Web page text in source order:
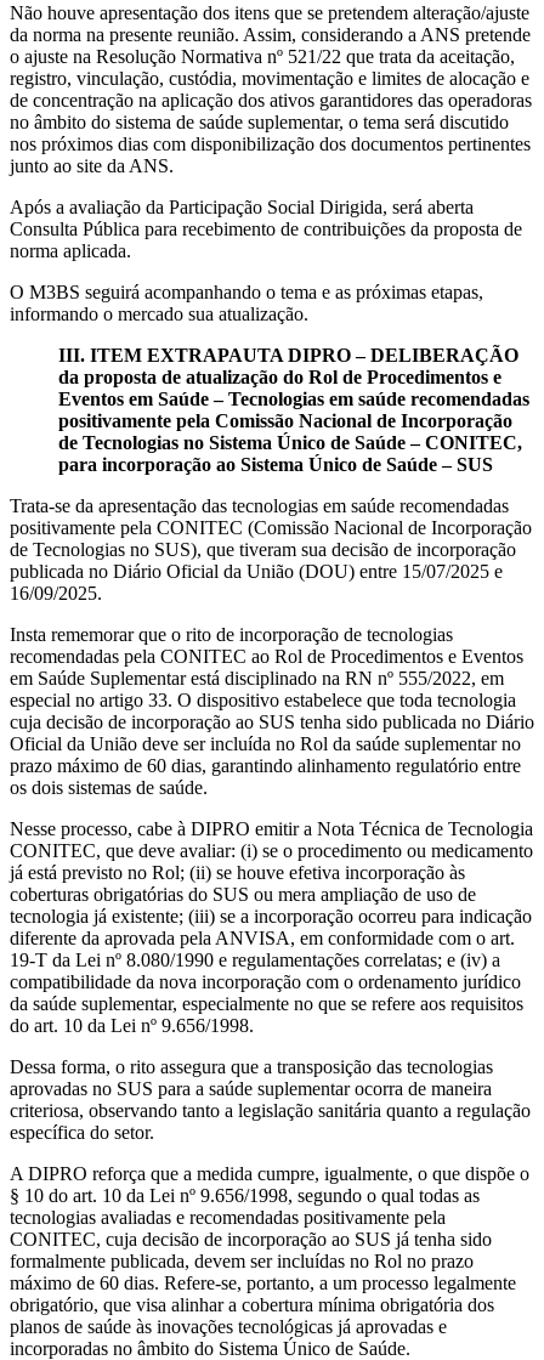
Não houve apresentação dos itens que se pretendem alteração/ajuste
da norma na presente reunião. Assim, considerando a ANS pretende
o ajuste na Resolução Normativa nº 521/22 que trata da aceitação,
registro, vinculação, custódia, movimentação e limites de alocação e
de concentração na aplicação dos ativos garantidores das operadoras
no âmbito do sistema de saúde suplementar, o tema será discutido
nos próximos dias com disponibilização dos documentos pertinentes
junto ao site da ANS.
Após a avaliação da Participação Social Dirigida, será aberta
Consulta Pública para recebimento de contribuições da proposta de
norma aplicada.
O M3BS seguirá acompanhando o tema e as próximas etapas,
informando o mercado sua atualização.
III. ITEM EXTRAPAUTA DIPRO – DELIBERAÇÃO
da proposta de atualização do Rol de Procedimentos e
Eventos em Saúde – Tecnologias em saúde recomendadas
positivamente pela Comissão Nacional de Incorporação
de Tecnologias no Sistema Único de Saúde – CONITEC,
para incorporação ao Sistema Único de Saúde – SUS
Trata-se da apresentação das tecnologias em saúde recomendadas
positivamente pela CONITEC (Comissão Nacional de Incorporação
de Tecnologias no SUS), que tiveram sua decisão de incorporação
publicada no Diário Oficial da União (DOU) entre 15/07/2025 e
16/09/2025.
Insta rememorar que o rito de incorporação de tecnologias
recomendadas pela CONITEC ao Rol de Procedimentos e Eventos
em Saúde Suplementar está disciplinado na RN nº 555/2022, em
especial no artigo 33. O dispositivo estabelece que toda tecnologia
cuja decisão de incorporação ao SUS tenha sido publicada no Diário
Oficial da União deve ser incluída no Rol da saúde suplementar no
prazo máximo de 60 dias, garantindo alinhamento regulatório entre
os dois sistemas de saúde.
Nesse processo, cabe à DIPRO emitir a Nota Técnica de Tecnologia
CONITEC, que deve avaliar: (i) se o procedimento ou medicamento
já está previsto no Rol; (ii) se houve efetiva incorporação às
coberturas obrigatórias do SUS ou mera ampliação de uso de
tecnologia já existente; (iii) se a incorporação ocorreu para indicação
diferente da aprovada pela ANVISA, em conformidade com o art.
19-T da Lei nº 8.080/1990 e regulamentações correlatas; e (iv) a
compatibilidade da nova incorporação com o ordenamento jurídico
da saúde suplementar, especialmente no que se refere aos requisitos
do art. 10 da Lei nº 9.656/1998.
Dessa forma, o rito assegura que a transposição das tecnologias
aprovadas no SUS para a saúde suplementar ocorra de maneira
criteriosa, observando tanto a legislação sanitária quanto a regulação
específica do setor.
A DIPRO reforça que a medida cumpre, igualmente, o que dispõe o
§ 10 do art. 10 da Lei nº 9.656/1998, segundo o qual todas as
tecnologias avaliadas e recomendadas positivamente pela
CONITEC, cuja decisão de incorporação ao SUS já tenha sido
formalmente publicada, devem ser incluídas no Rol no prazo
máximo de 60 dias. Refere-se, portanto, a um processo legalmente
obrigatório, que visa alinhar a cobertura mínima obrigatória dos
planos de saúde às inovações tecnológicas já aprovadas e
incorporadas no âmbito do Sistema Único de Saúde.